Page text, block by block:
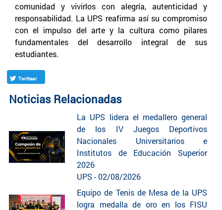
comunidad y vivirlos con alegría, autenticidad y
responsabilidad. La UPS reafirma así su compromiso
con el impulso del arte y la cultura como pilares
fundamentales del desarrollo integral de sus
estudiantes.
Twittear
Noticias Relacionadas
La UPS lidera el medallero general
de los IV Juegos Deportivos
Nacionales Universitarios e
Institutos de Educación Superior
2026
UPS - 02/08/2026
Equipo de Tenis de Mesa de la UPS
logra medalla de oro en los FISU